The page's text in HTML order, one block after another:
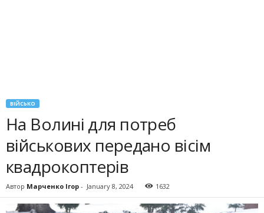
ВІЙСЬКО
На Волині для потреб
військових передано вісім
квадрокоптерів
Автор Марченко Ігор - January 8, 2024 1632